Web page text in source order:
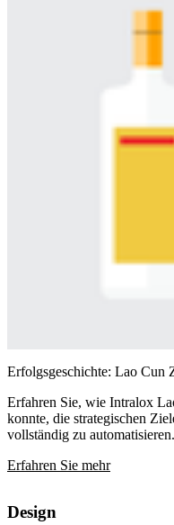
Erfolgsgeschichte: Lao Cun
Erfahren Sie, wie Intralox
konnte, die strategischen
vollständig zu automatisieren.
Erfahren Sie mehr
Design